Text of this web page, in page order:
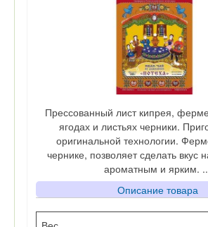
Прессованный лист кипрея,
ягодах и листьях черники.
оригинальной технологии.
чернике, позволяет сделать вкус
ароматным и ярким.
Описание товара